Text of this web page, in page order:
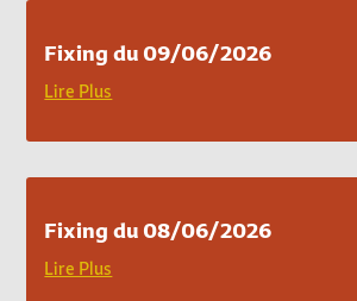
Fixing du 09/06/2026
Lire Plus
Fixing du 08/06/2026
Lire Plus